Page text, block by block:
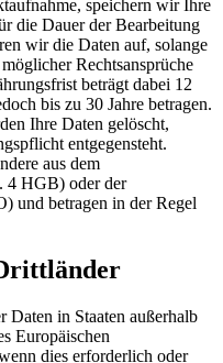
speichern wir Ihre
die Dauer der Bearbeitung
wir die Daten auf, solange
Rechtsansprüche
beträgt dabei 12
bis zu 30 Jahre betragen.
Ihre Daten gelöscht,
entgegensteht.
aus dem
4 HGB) oder der
und betragen in der Regel
Daten in Staaten außerhalb
Europäischen
dies erforderlich oder